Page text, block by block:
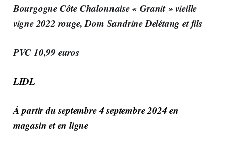
Bourgogne Côte Chalonnaise « Granit » vieille
vigne 2022 rouge, Dom Sandrine Delétang et fils
PVC 10,99 euros
LIDL
À partir du septembre 4 septembre 2024 en
magasin et en ligne